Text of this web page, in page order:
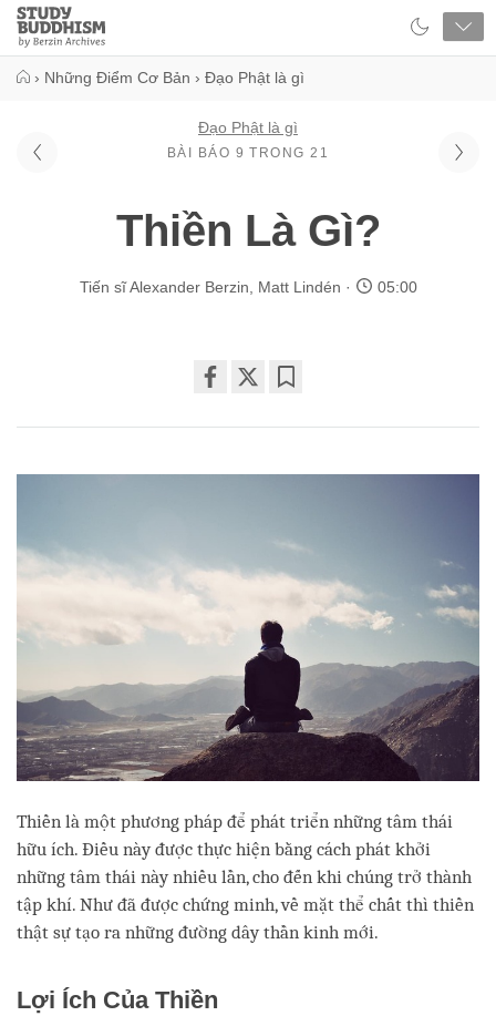
Close
Study
Buddhism
› Những Điểm Cơ Bản › Đạo Phật là gì
Đạo Phật là gì
BÀI BÁO 9 TRONG 21
Thiền Là Gì?
Tiến sĩ Alexander Berzin Matt Lindén 05:00
on
Thiền là một phương pháp để phát triển những tâm thái
hữu ích. Điều này được thực hiện bằng cách phát khởi
những tâm thái này nhiều lần, cho đến khi chúng trở thành
tập khí. Như đã được chứng minh, về mặt thể chất thì thiền
thật sự tạo ra những đường dây thần kinh mới.
Lợi Ích Của Thiền